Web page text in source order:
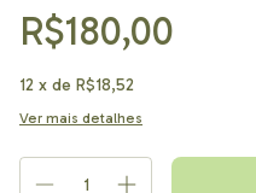
R$180,00
12 x de R$18,52
Ver mais detalhes